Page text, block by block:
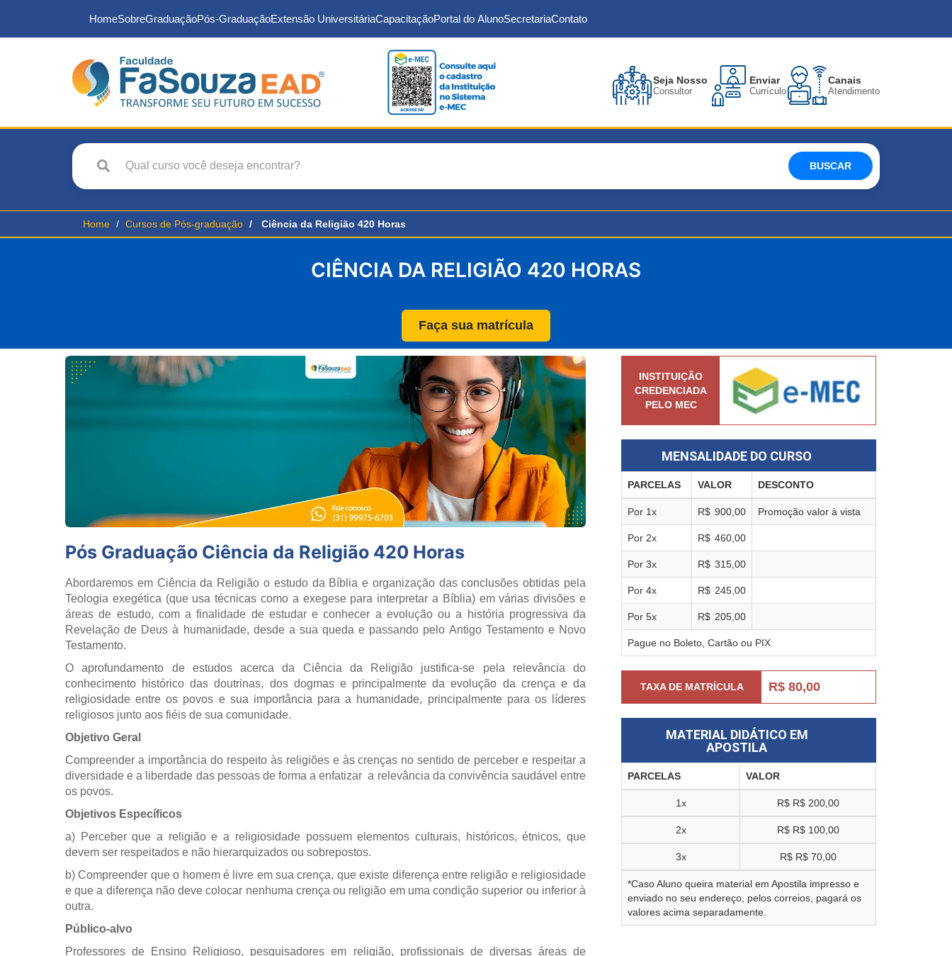
HomeSobreGraduaçãoPós-GraduaçãoExtensão UniversitáriaCapacitaçãoPortal do AlunoSecretariaContato
Seja Nosso
Consultor
Enviar
Currículo
Canais
Atendimento
BUSCAR
Home Cursos de Pós-graduação Ciência da Religião 420 Horas
CIÊNCIA DA RELIGIÃO 420 HORAS
Faça sua matrícula
Pós Graduação Ciência da Religião 420 Horas
Abordaremos em Ciência da Religião o estudo da Bíblia e organização das conclusões obtidas pela
Teologia exegética (que usa técnicas como a exegese para interpretar a Bíblia) em várias divisões e
áreas de estudo, com a finalidade de estudar e conhecer a evolução ou a história progressiva da
Revelação de Deus à humanidade, desde a sua queda e passando pelo Antigo Testamento e Novo
Testamento.
O aprofundamento de estudos acerca da Ciência da Religião justifica-se pela relevância do
conhecimento histórico das doutrinas, dos dogmas e principalmente da evolução da crença e da
religiosidade entre os povos e sua importância para a humanidade, principalmente para os líderes
religiosos junto aos fiéis de sua comunidade.
Objetivo Geral
Compreender a importância do respeito às religiões e às crenças no sentido de perceber e respeitar a
diversidade e a liberdade das pessoas de forma a enfatizar a relevância da convivência saudável entre
os povos.
Objetivos Específicos
a) Perceber que a religião e a religiosidade possuem elementos culturais, históricos, étnicos, que
devem ser respeitados e não hierarquizados ou sobrepostos.
b) Compreender que o homem é livre em sua crença, que existe diferença entre religião e religiosidade
e que a diferença não deve colocar nenhuma crença ou religião em uma condição superior ou inferior à
outra.
Público-alvo
Professores de Ensino Religioso, pesquisadores em religião, profissionais de diversas áreas de
INSTITUIÇÃO
CREDENCIADA
PELO MEC
MENSALIDADE DO CURSO
PARCELAS VALOR DESCONTO
Por 1x R$ 900,00 Promoção valor à vista
Por 2x R$ 460,00
Por 3x R$ 315,00
Por 4x R$ 245,00
Por 5x R$ 205,00
Pague no Boleto, Cartão ou PIX
TAXA DE MATRÍCULA R$ 80,00
MATERIAL DIDÁTICO EM
APOSTILA
PARCELAS VALOR
1x R$ R$ 200,00
2x R$ R$ 100,00
3x R$ R$ 70,00
*Caso Aluno queira material em Apostila impresso e
enviado no seu endereço, pelos correios, pagará os
valores acima separadamente.